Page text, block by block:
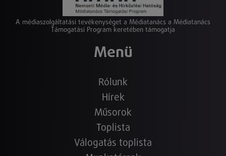
A médiaszolgáltatási tevékenységet a Médiatanács a Médiatanács
Támogatási Program keretében támogatja
Menü
Rólunk
Hírek
Műsorok
Toplista
Válogatás toplista